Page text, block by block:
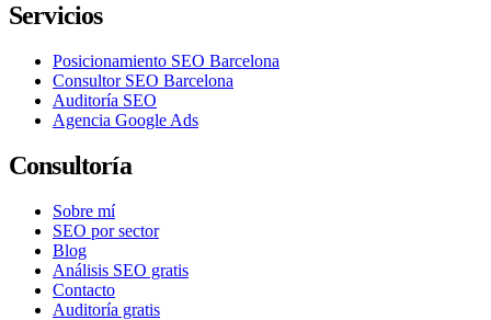
Servicios
Posicionamiento SEO Barcelona
Consultor SEO Barcelona
Auditoría SEO
Agencia Google Ads
Consultoría
Sobre mí
SEO por sector
Blog
Análisis SEO gratis
Contacto
Auditoría gratis